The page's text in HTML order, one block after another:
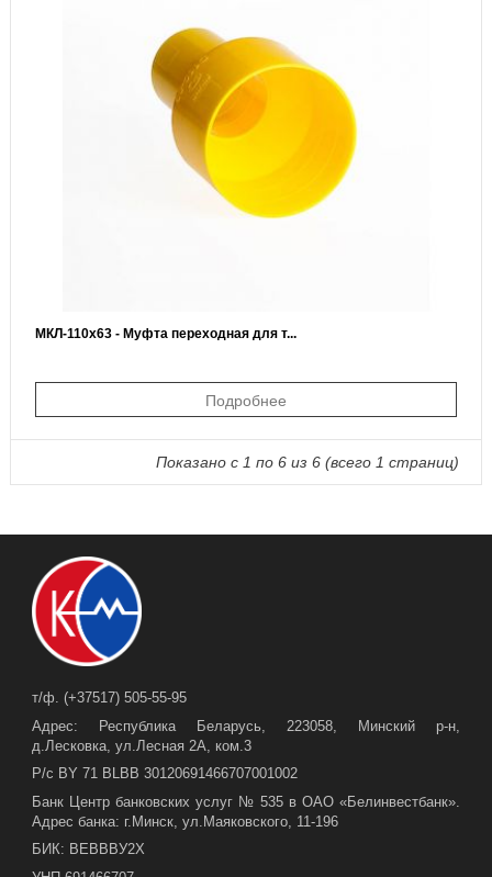
МКЛ-110х63 - Муфта переходная для т...
Подробнее
Показано с 1 по 6 из 6 (всего 1 страниц)
т/ф. (+37517) 505-55-95
Адрес: Республика Беларусь, 223058, Минский р-н,
д.Лесковка, ул.Лесная 2А, ком.3
Р/с BY 71 BLBB 30120691466707001002
Банк Центр банковских услуг № 535 в ОАО «Белинвестбанк».
Адрес банка: г.Минск, ул.Маяковского, 11-196
БИК: ВЕВВВУ2Х